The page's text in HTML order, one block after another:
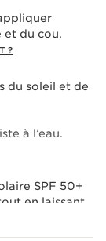
et du cou.
?
du soleil et de
à l’eau.
SPF 50+
en laissant